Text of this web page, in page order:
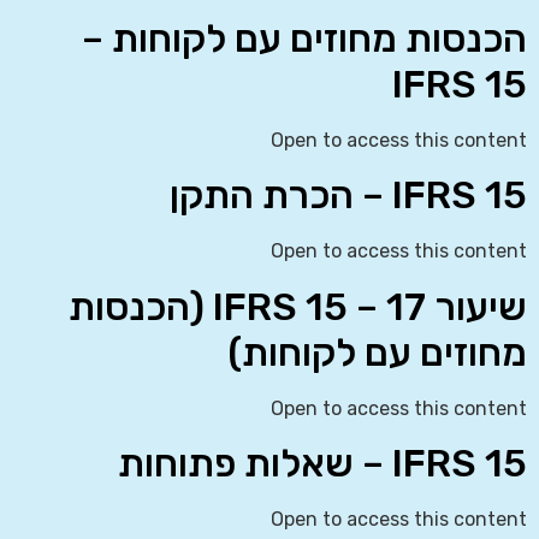
הכנסות מחוזים עם לקוחות –
IFRS 15
Open to access this content
IFRS 15 – הכרת התקן
Open to access this content
שיעור 17 – IFRS 15 (הכנסות
מחוזים עם לקוחות)
Open to access this content
IFRS 15 – שאלות פתוחות
Open to access this content